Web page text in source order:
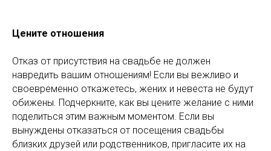
Цените отношения
Отказ от присутствия на свадьбе не должен
навредить вашим отношениям! Если вы вежливо и
своевременно откажетесь, жених и невеста не будут
обижены. Подчеркните, как вы цените желание с ними
поделиться этим важным моментом. Если вы
вынуждены отказаться от посещения свадьбы
близких друзей или родственников, пригласите их на